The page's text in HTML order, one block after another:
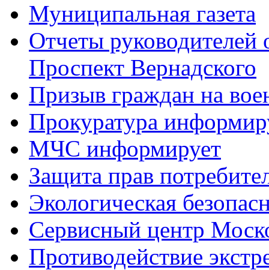
Муниципальная газета
Отчеты руководителей
Проспект Вернадского
Призыв граждан на
Прокуратура
МЧС информирует
Защита прав
Экологическая
Сервисный центр
Противодействие